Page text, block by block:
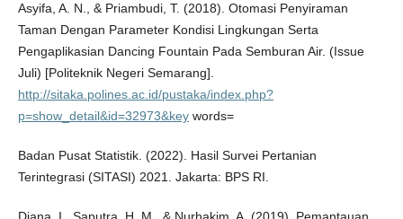
Asyifa, A. N., & Priambudi, T. (2018). Otomasi Penyiraman
Taman Dengan Parameter Kondisi Lingkungan Serta
Pengaplikasian Dancing Fountain Pada Semburan Air. (Issue
Juli) [Politeknik Negeri Semarang].
http://sitaka.polines.ac.id/pustaka/index.php?
p=show_detail&id=32973&keywords=
Badan Pusat Statistik. (2022). Hasil Survei Pertanian
Terintegrasi (SITASI) 2021. Jakarta: BPS RI.